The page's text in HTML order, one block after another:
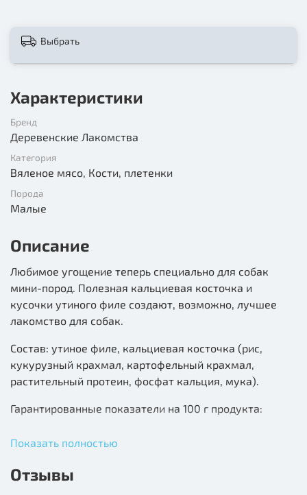
Выбрать
Характеристики
Бренд
Деревенские Лакомства
Категория
Вяленое мясо, Кости, плетенки
Порода
Малые
Описание
Любимое угощение теперь специально для собак
мини-пород. Полезная кальциевая косточка и
кусочки утиного филе создают, возможно, лучшее
лакомство для собак.
Состав: утиное филе, кальциевая косточка (рис,
кукурузный крахмал, картофельный крахмал,
растительный протеин, фосфат кальция, мука).
Гарантированные показатели на 100 г продукта:
0,2 %, зола — 3,5 %; энергетическая ценность — 266
ккал.
Показать полностью
Отзывы